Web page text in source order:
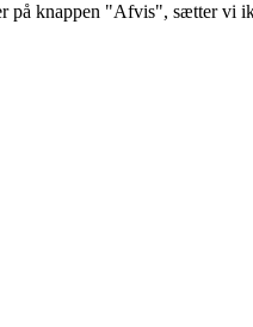
på knappen "Afvis", sætter vi